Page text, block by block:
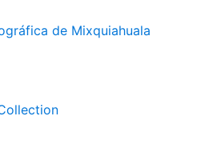
de Mixquiahuala